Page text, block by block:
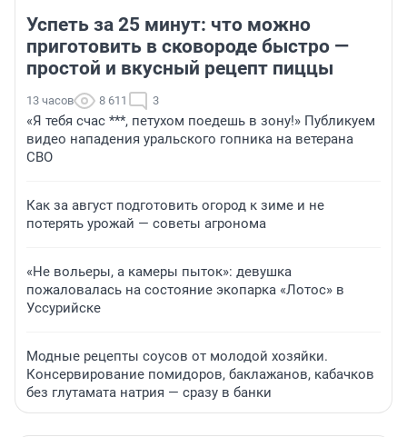
Успеть за 25 минут: что можно
приготовить в сковороде быстро —
простой и вкусный рецепт пиццы
13 часов 8 611 3
«Я тебя счас ***, петухом поедешь в зону!» Публикуем
видео нападения уральского гопника на ветерана
СВО
Как за август подготовить огород к зиме и не
потерять урожай — советы агронома
«Не вольеры, а камеры пыток»: девушка
пожаловалась на состояние экопарка «Лотос» в
Уссурийске
Модные рецепты соусов от молодой хозяйки.
Консервирование помидоров, баклажанов, кабачков
без глутамата натрия — сразу в банки